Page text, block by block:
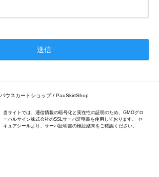
パウスカートショップ / PauSkirtShop
当サイトでは、通信情報の暗号化と実在性の証明のため、GMOグロ
ーバルサイン株式会社のSSLサーバ証明書を使用しております。 セ
キュアシールより、サーバ証明書の検証結果をご確認ください。